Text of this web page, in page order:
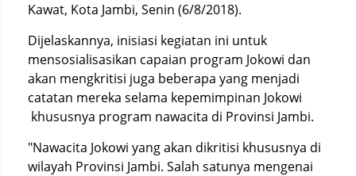
Kawat, Kota Jambi, Senin (6/8/2018).
Dijelaskannya, inisiasi kegiatan ini untuk
mensosialisasikan capaian program Jokowi dan
akan mengkritisi juga beberapa yang menjadi
catatan mereka selama kepemimpinan Jokowi
khususnya program nawacita di Provinsi Jambi.
"Nawacita Jokowi yang akan dikritisi khususnya di
wilayah Provinsi Jambi. Salah satunya mengenai